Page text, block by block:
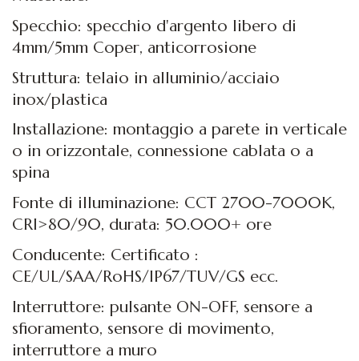
Specchio: specchio d'argento libero di
4mm/5mm Coper, anticorrosione
Struttura: telaio in alluminio/acciaio
inox/plastica
Installazione: montaggio a parete in verticale
o in orizzontale, connessione cablata o a
spina
Fonte di illuminazione: CCT 2700-7000K,
CRI>80/90, durata: 50.000+ ore
Conducente: Certificato :
CE/UL/SAA/RoHS/IP67/TUV/GS ecc.
Interruttore: pulsante ON-OFF, sensore a
sfioramento, sensore di movimento,
interruttore a muro